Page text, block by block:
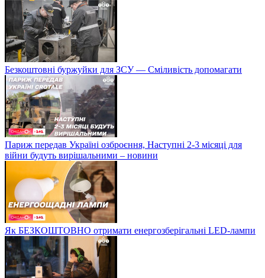
Безкоштовні буржуйки для ЗСУ — Сміливість допомагати
Париж передав Україні озброєння, Наступні 2-3 місяці для
війни будуть вирішальними – новини
Як БЕЗКОШТОВНО отримати енергозберігальні LED-лампи